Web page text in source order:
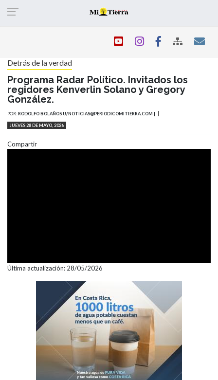
al
Detrás de la verdad
Programa Radar Político. Invitados los
regidores Kenverlin Solano y Gregory
González.
POR:RODOLFO BOLAÑOS U/NOTICIAS@PERIODICOMITIERRA.COM |
JUEVES 28 DE MAYO, 2026
Compartir
Última actualización: 28/05/2026